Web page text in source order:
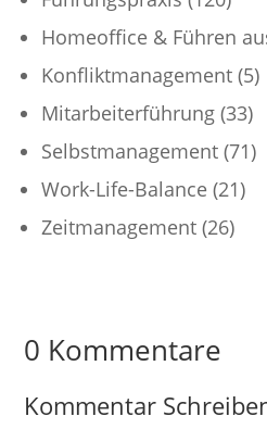
Homeoffice & Führen
Konfliktmanagement (5)
Mitarbeiterführung (33)
Selbstmanagement (71)
Work-Life-Balance (21)
Zeitmanagement (26)
0 Kommentare
Kommentar